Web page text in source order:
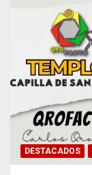
DESTACADOS